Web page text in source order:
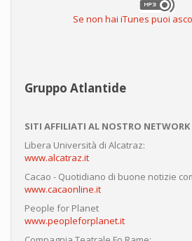
Se non hai iTunes puoi
Gruppo Atlantide
SITI AFFILIATI AL NOSTRO NETWORK
Libera Università di Alcatraz:
www.alcatraz.it
Cacao - Quotidiano di buone notizie
www.cacaonline.it
People for Planet
www.peopleforplanet.it